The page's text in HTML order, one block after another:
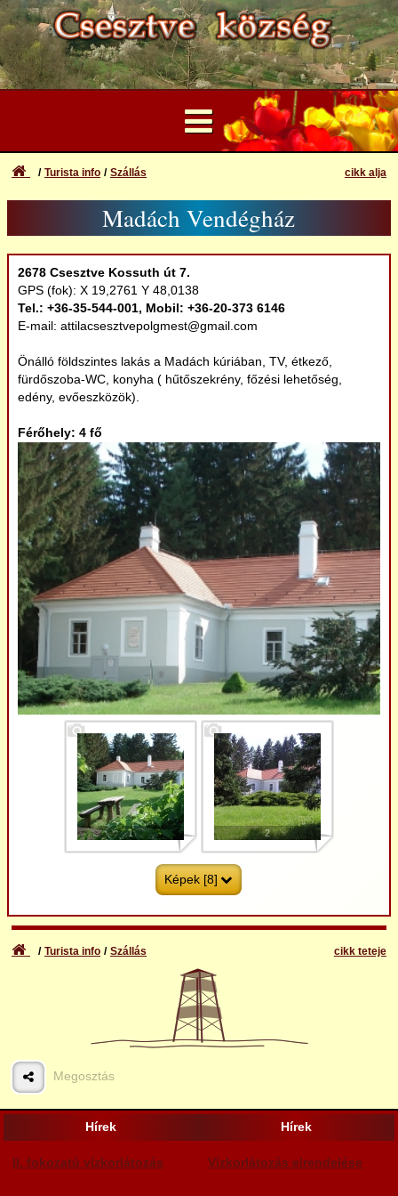
...
Természeti értékek
Kikapcsolódás
Szállás
Étkezés
Rendezvénynaptár
Kistermelők, kézművesek
Példák
Linkajánló
Felhasználói Fiók
Elfelejtett azonosító vagy jelszó
Regisztráció
cikk alja
Turista info Szállás
Madách Vendégház
2678 Csesztve Kossuth út 7.
GPS (fok): X 19,2761 Y 48,0138
Tel.: +36-35-544-001, Mobil: +36-20-373 6146
E-mail: attilacsesztvepolgmest@gmail.com
Önálló földszintes lakás a Madách kúriában, TV, étkező,
fürdőszoba-WC, konyha ( hűtőszekrény, főzési lehetőség,
edény, evőeszközök).
Férőhely: 4 fő
1 2
5 6
Képek [8]
cikk teteje
Turista info Szállás
Megosztás
Hírek
II. fokozatú vízkorlátozás
Hírek
Vízkorlátozás elrendelése